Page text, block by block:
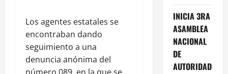
Los agentes estatales se
encontraban dando
seguimiento a una
denuncia anónima del
INICIA 3RA
ASAMBLEA
NACIONAL
DE
AUTORIDAD